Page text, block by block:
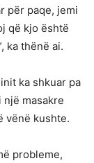
për paqe, jemi
që kjo është
ka thënë ai.
ka shkuar pa
masakre
vënë kushte.
probleme,